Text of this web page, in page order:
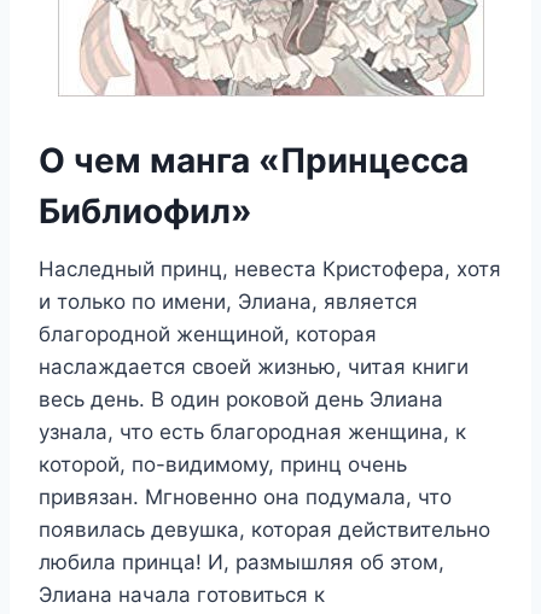
О чем манга «Принцесса
Библиофил»
Наследный принц, невеста Кристофера, хотя
и только по имени, Элиана, является
благородной женщиной, которая
наслаждается своей жизнью, читая книги
весь день. В один роковой день Элиана
узнала, что есть благородная женщина, к
которой, по-видимому, принц очень
привязан. Мгновенно она подумала, что
появилась девушка, которая действительно
любила принца! И, размышляя об этом,
Элиана начала готовиться к